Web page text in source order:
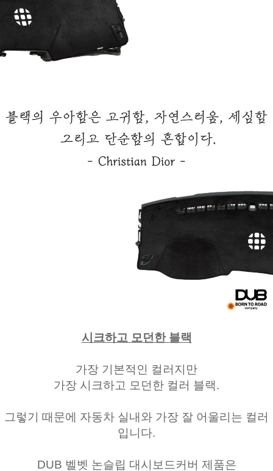
시크하고 모던한 블랙
가장 기본적인 컬러지만
가장 시크하고 모던한 컬러 블랙.
그렇기 때문에 자동차 실내와 가장 잘 어울리는 컬러
입니다.
DUB 벨벳 논슬립 대시보드커버 제품은